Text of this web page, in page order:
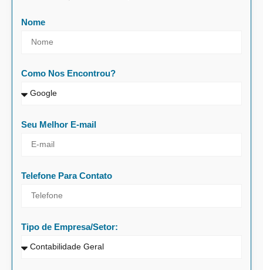
Nome
Como Nos Encontrou?
Seu Melhor E-mail
Telefone Para Contato
Tipo de Empresa/Setor: